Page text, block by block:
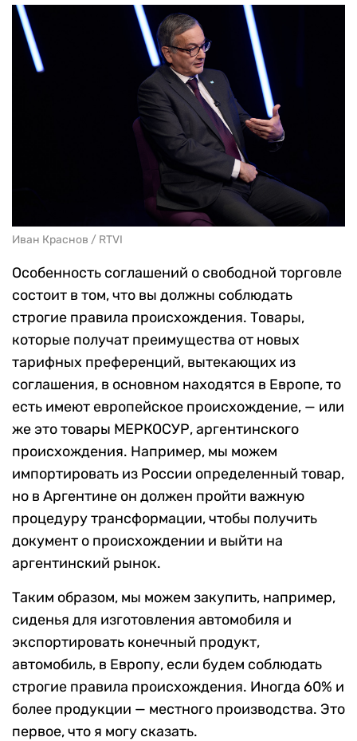
Иван Краснов / RTVI
Особенность соглашений о свободной торговле
состоит в том, что вы должны соблюдать
строгие правила происхождения. Товары,
которые получат преимущества от новых
тарифных преференций, вытекающих из
соглашения, в основном находятся в Европе, то
есть имеют европейское происхождение, — или
же это товары МЕРКОСУР, аргентинского
происхождения. Например, мы можем
импортировать из России определенный товар,
но в Аргентине он должен пройти важную
процедуру трансформации, чтобы получить
документ о происхождении и выйти на
аргентинский рынок.
Таким образом, мы можем закупить, например,
сиденья для изготовления автомобиля и
экспортировать конечный продукт,
автомобиль, в Европу, если будем соблюдать
строгие правила происхождения. Иногда 60% и
более продукции — местного производства. Это
первое, что я могу сказать.